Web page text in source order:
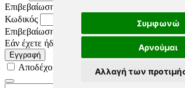
Συμφωνώ
Αρνούμαι
Αλλαγή των
Επιβεβαίωση Email
Κωδικός
Επιβεβαίωση κωδικού
Εάν έχετε ήδη λογαριασμό
Κάντε Είσοδο
Εγγραφή
Αποδέχομαι τους Όρους Χρήσης